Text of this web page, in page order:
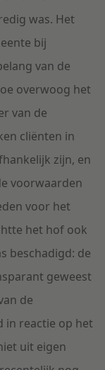
was. Het
bij
van de
overwoog het
van de
cliënten in
zijn, en
voorwaarden
voor het
het hof ook
beschadigd: de
geweest
de
in reactie op het
uit eigen